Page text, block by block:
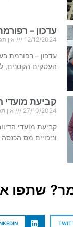
עדכון –
12/12/2024 אין
עדכון – רפורמת
העסקים הקטנים,
קביעת מועדי
27/10/2024 אין
קביעת מועדי
וניכויים מס הכנסה – שנת המס
שתפו